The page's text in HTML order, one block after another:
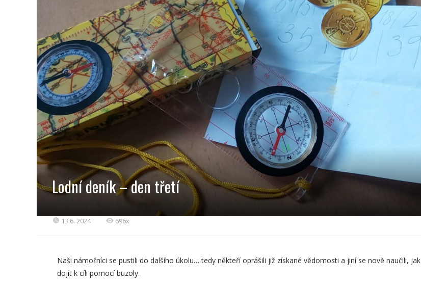
Lodní deník – den třetí
13.6. 2024 696x
Naši námořníci se pustili do dalšího úkolu… tedy někteří oprášili již získané vědomosti a jiní se nově naučili, jak
dojít k cíli pomocí buzoly.